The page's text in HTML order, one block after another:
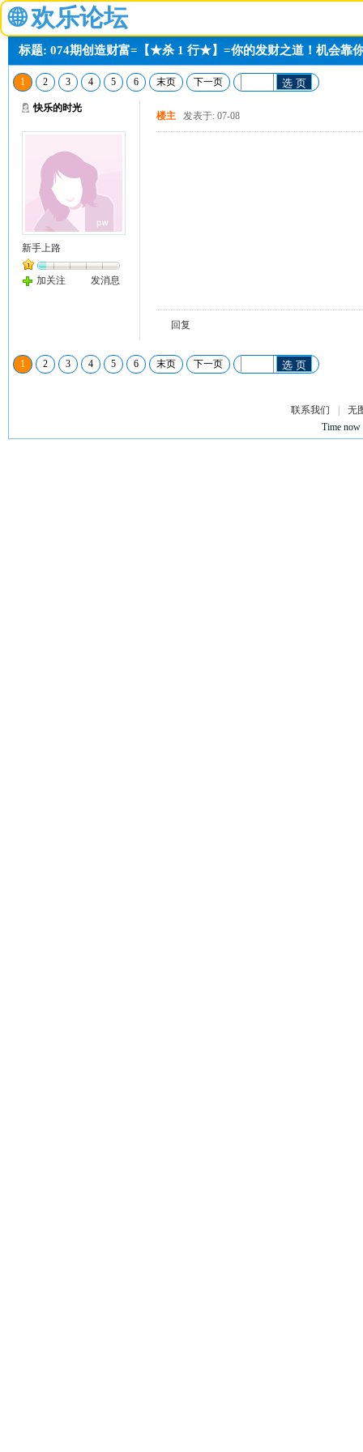
🌐 欢乐论坛
标题: 074期创造财富=【★杀 1 行★】=你的发财之道！机会靠
1 2 3 4 5 6 末页 下一页 选 页
快乐的时光
新手上路
加关注 发消息
楼主 发表于: 07-08
回复
1 2 3 4 5 6 末页 下一页 选 页
联系我们
无
Time now